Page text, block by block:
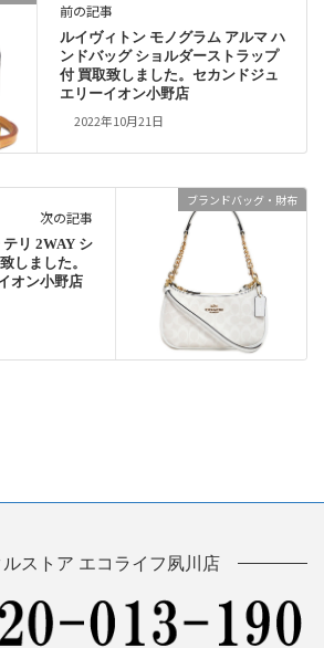
前の記事
ルイヴィトン モノグラム アルマ ハ
ンドバッグ ショルダーストラップ
付 買取致しました。セカンドジュ
エリーイオン小野店
2022年10月21日
ブランドバッグ・財布
次の記事
リ 2WAY シ
しました。
オン小野店
ルストア エコライフ夙川店